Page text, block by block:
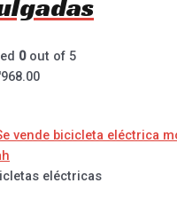
0out of 5
eléctricas